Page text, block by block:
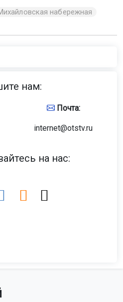
набережная
нам:
Почта:
internet@otstv.ru
на нас: